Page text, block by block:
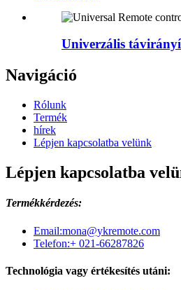
Univerzális
Navigáció
Rólunk
Termék
hírek
Lépjen kapcsolatba velünk
Lépjen kapcsolatba
Termékkérdezés:
Email:mona@ykremote.com
Telefon:+ 021-66287826
Technológia vagy értékesítés utáni: